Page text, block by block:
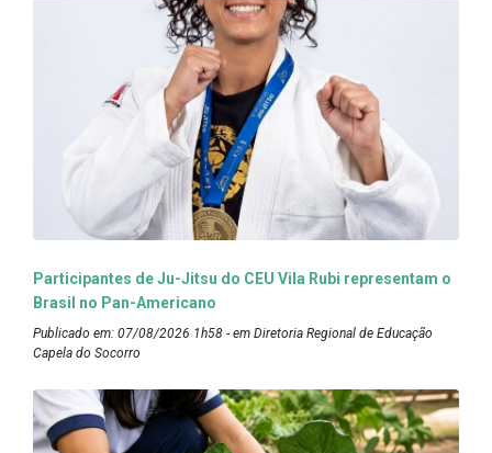
Participantes de Ju-Jitsu do CEU Vila Rubi representam o
Brasil no Pan-Americano
Publicado em: 07/08/2026 1h58 - em Diretoria Regional de Educação
Capela do Socorro